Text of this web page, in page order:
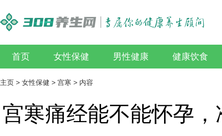
首页 女性保健 男性健康 健康饮食
主页 > 女性保健 > 宫寒 > 内容
宫寒痛经能不能怀孕